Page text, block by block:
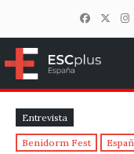
ESCplus
Entrevista
Benidorm Fest